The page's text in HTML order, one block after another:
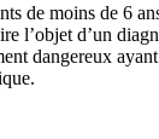
de moins de 6
l’objet d’un
dangereux